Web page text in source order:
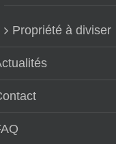
Propriété à diviser